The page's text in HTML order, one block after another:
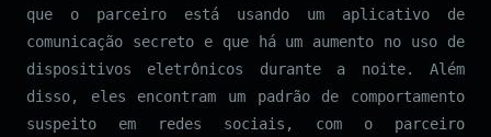
que o parceiro está usando um aplicativo de
comunicação secreto e que há um aumento no uso de
dispositivos eletrônicos durante a noite. Além
disso, eles encontram um padrão de comportamento
suspeito em redes sociais, com o parceiro